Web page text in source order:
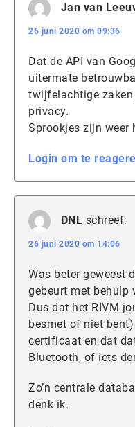
Jan van
26 juni 2020 om 09:36
Dat de API van
uitermate
twijfelachtige
privacy.
Sprookjes zijn weer
Login om te
DNL schreef:
26 juni 2020 om 14:06
Was beter geweest
gebeurt met behulp
Dus dat het RIVM
besmet of niet
certificaat en dat
Bluetooth, of iets
Zo’n centrale
denk ik.